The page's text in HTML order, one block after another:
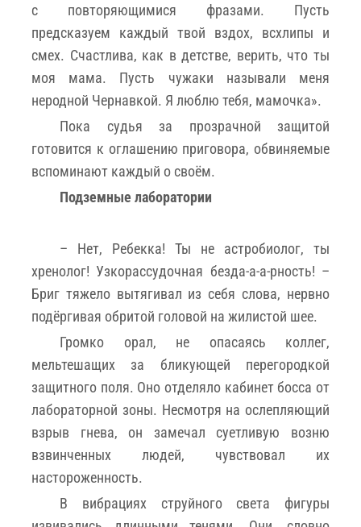
с повторяющимися фразами. Пусть
предсказуем каждый твой вздох, всхлипы и
смех. Счастлива, как в детстве, верить, что ты
моя мама. Пусть чужаки называли меня
неродной Чернавкой. Я люблю тебя, мамочка».
Пока судья за прозрачной защитой
готовится к оглашению приговора, обвиняемые
вспоминают каждый о своём.
Подземные лаборатории
– Нет, Ребекка! Ты не астробиолог, ты
хренолог! Узкорассудочная безда-а-а-рность! –
Бриг тяжело вытягивал из себя слова, нервно
подёргивая обритой головой на жилистой шее.
Громко орал, не опасаясь коллег,
мельтешащих за бликующей перегородкой
защитного поля. Оно отделяло кабинет босса от
лабораторной зоны. Несмотря на ослепляющий
взрыв гнева, он замечал суетливую возню
взвинченных людей, чувствовал их
настороженность.
В вибрациях струйного света фигуры